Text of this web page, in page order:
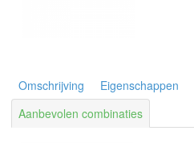
Omschrijving Eigenschappen
Aanbevolen combinaties